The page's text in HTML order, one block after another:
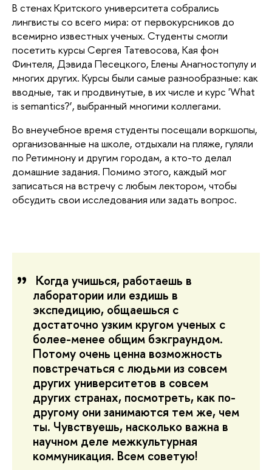
В стенах Критского университета собрались
лингвисты со всего мира: от первокурсников до
всемирно известных ученых. Студенты смогли
посетить курсы Сергея Татевосова, Кая фон
Финтеля, Дэвида Песецкого, Елены Анагностопулу и
многих других. Курсы были самые разнообразные: как
вводные, так и продвинутые, в их числе и курс 'What
is semantics?’, выбранный многими коллегами.
Во внеучебное время студенты посещали воркшопы,
организованные на школе, отдыхали на пляже, гуляли
по Ретимнону и другим городам, а кто-то делал
домашние задания. Помимо этого, каждый мог
записаться на встречу с любым лектором, чтобы
обсудить свои исследования или задать вопрос.
Когда учишься, работаешь в
лаборатории или ездишь в
экспедицию, общаешься с
достаточно узким кругом ученых с
более-менее общим бэкграундом.
Потому очень ценна возможность
повстречаться с людьми из совсем
других университетов в совсем
других странах, посмотреть, как по-
другому они занимаются тем же, чем
ты. Чувствуешь, насколько важна в
научном деле межкультурная
коммуникация. Всем советую!